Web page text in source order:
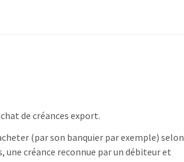
de créances export.
(par son banquier par exemple) selon
une créance reconnue par un débiteur et